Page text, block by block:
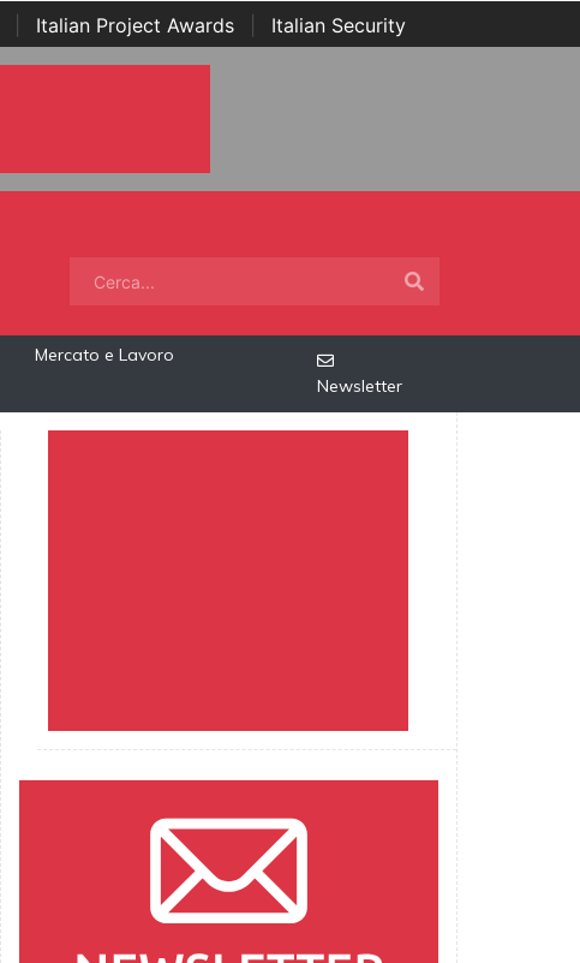
Italian Project Awards
Italian Security
Mercato e Lavoro
Newsletter